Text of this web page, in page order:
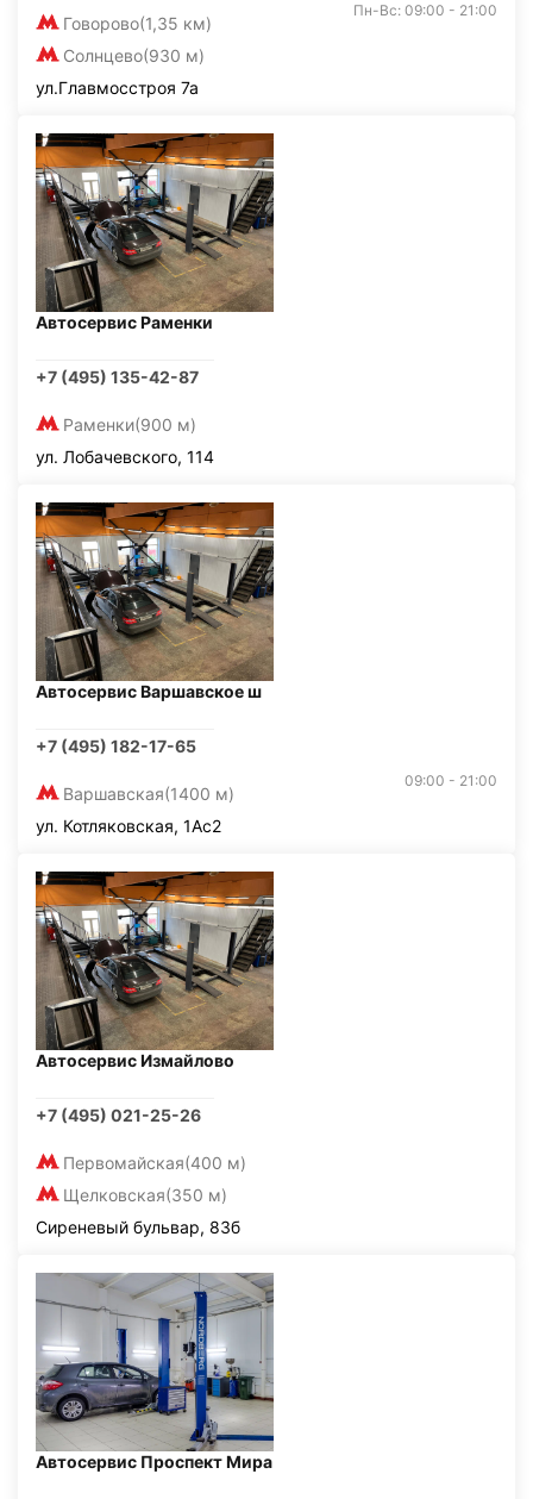
Говорово(1,35 км)
Солнцево(930 м)
Пн-Вс: 09:00 - 21:00
ул.Главмосстроя 7а
Автосервис Раменки
+7 (495) 135-42-87
Раменки(900 м)
ул. Лобачевского, 114
Автосервис Варшавское ш
+7 (495) 182-17-65
Варшавская(1400 м)
09:00 - 21:00
ул. Котляковская, 1Ас2
Автосервис Измайлово
+7 (495) 021-25-26
Первомайская(400 м)
Щелковская(350 м)
Сиреневый бульвар, 83б
Автосервис Проспект Мира